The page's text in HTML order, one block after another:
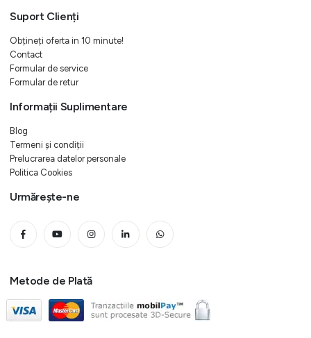
Suport Clienți
Obțineți oferta in 10 minute!
Contact
Formular de service
Formular de retur
Informații Suplimentare
Blog
Termeni și condiții
Prelucrarea datelor personale
Politica Cookies
Urmărește-ne
Metode de Plată